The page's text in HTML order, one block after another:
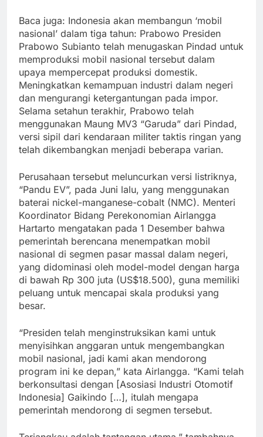
Baca juga: Indonesia akan membangun ‘mobil
nasional’ dalam tiga tahun: Prabowo Presiden
Prabowo Subianto telah menugaskan Pindad untuk
memproduksi mobil nasional tersebut dalam
upaya mempercepat produksi domestik.
Meningkatkan kemampuan industri dalam negeri
dan mengurangi ketergantungan pada impor.
Selama setahun terakhir, Prabowo telah
menggunakan Maung MV3 “Garuda” dari Pindad,
versi sipil dari kendaraan militer taktis ringan yang
telah dikembangkan menjadi beberapa varian.
Perusahaan tersebut meluncurkan versi listriknya,
“Pandu EV”, pada Juni lalu, yang menggunakan
baterai nickel-manganese-cobalt (NMC). Menteri
Koordinator Bidang Perekonomian Airlangga
Hartarto mengatakan pada 1 Desember bahwa
pemerintah berencana menempatkan mobil
nasional di segmen pasar massal dalam negeri,
yang didominasi oleh model-model dengan harga
di bawah Rp 300 juta (US$18.500), guna memiliki
peluang untuk mencapai skala produksi yang
besar.
“Presiden telah menginstruksikan kami untuk
menyisihkan anggaran untuk mengembangkan
mobil nasional, jadi kami akan mendorong
program ini ke depan,” kata Airlangga. “Kami telah
berkonsultasi dengan [Asosiasi Industri Otomotif
Indonesia] Gaikindo […], itulah mengapa
pemerintah mendorong di segmen tersebut.